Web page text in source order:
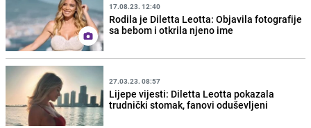
17.08.23. 12:40
Rodila je Diletta Leotta: Objavila fotografije
sa bebom i otkrila njeno ime
27.03.23. 08:57
Lijepe vijesti: Diletta Leotta pokazala
trudnički stomak, fanovi oduševljeni